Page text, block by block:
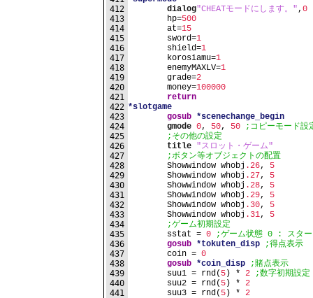
412
413
414
415
416
417
418
419
420
421
422
423
424
425
426
427
428
429
430
431
432
433
434
435
436
437
438
439
440
441
dialog"CHEATモードにします。", 0
	hp=
500
	at=
15
	sword=
1
	shield=
1
	korosiamu=
1
	enemyMAXLV=
1
	grade=
2
	money=
100000
return
*slotgame
gosub *scenechange_begin
gmode 0, 50, 50
;コピーモード設
;その他の設定
title "スロット・ゲーム"
;ボタン等オブジェクトの配置
	Showwindow whobj
.26, 5
	Showwindow whobj
.27, 5
	Showwindow whobj
.28, 5
	Showwindow whobj
.29, 5
	Showwindow whobj
.30, 5
	Showwindow whobj
.31, 5
;ゲーム初期設定
	sstat =
0
;ゲーム状態 0 : スタ
gosub *tokuten_disp
;得点表示
	coin =
0
gosub *coin_disp
;賭点表示
	suu1 = rnd(
5 ) * 2
;数字初期設定
	suu2 = rnd(
5 ) * 2
	suu3 = rnd(
5 ) * 2